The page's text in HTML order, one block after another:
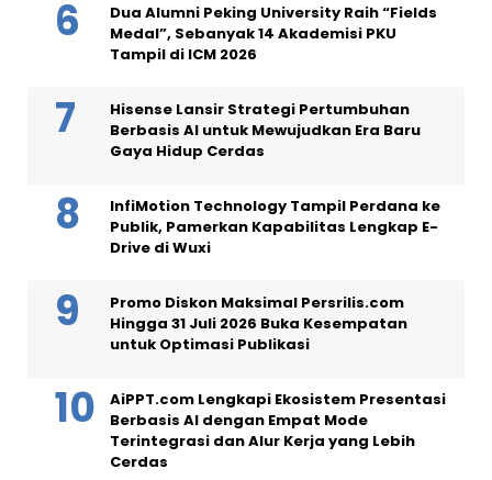
Dua Alumni Peking University Raih “Fields
Medal”, Sebanyak 14 Akademisi PKU
Tampil di ICM 2026
Hisense Lansir Strategi Pertumbuhan
Berbasis AI untuk Mewujudkan Era Baru
Gaya Hidup Cerdas
InfiMotion Technology Tampil Perdana ke
Publik, Pamerkan Kapabilitas Lengkap E-
Drive di Wuxi
Promo Diskon Maksimal Persrilis.com
Hingga 31 Juli 2026 Buka Kesempatan
untuk Optimasi Publikasi
AiPPT.com Lengkapi Ekosistem Presentasi
Berbasis AI dengan Empat Mode
Terintegrasi dan Alur Kerja yang Lebih
Cerdas